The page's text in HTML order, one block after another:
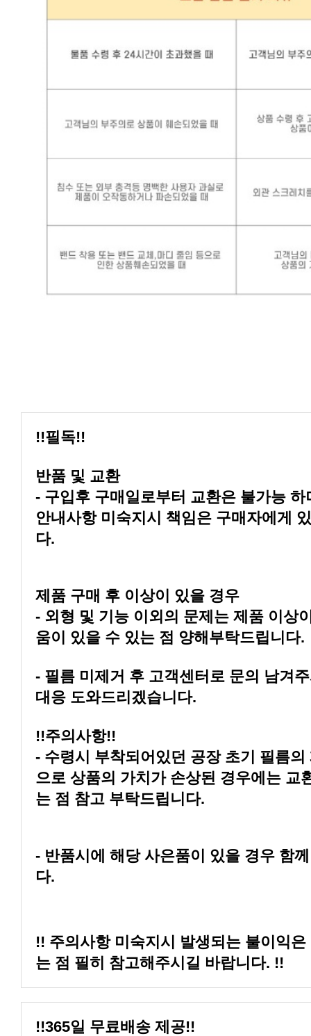
!!필독!!
반품 및 교환
다.
제품 구매 후 이상이 있을 경우
움이 있을 수 있는 점 양해부탁드립니다.
대응 도와드리겠습니다.
!!주의사항!!
는 점 참고 부탁드립니다.
다.
는 점 필히 참고해주시길 바랍니다. !!
!!365일 무료배송 제공!!